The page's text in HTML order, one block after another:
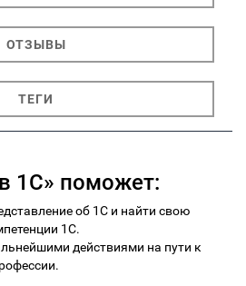
ОТЗЫВЫ
ТЕГИ
1С» поможет:
об 1C и найти свою
1С.
действиями на пути к